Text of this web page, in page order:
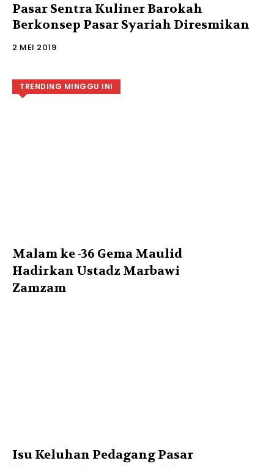
Pasar Sentra Kuliner Barokah
Berkonsep Pasar Syariah Diresmikan
2 MEI 2019
TRENDING MINGGU INI
Malam ke -36 Gema Maulid
Hadirkan Ustadz Marbawi
Zamzam
Isu Keluhan Pedagang Pasar